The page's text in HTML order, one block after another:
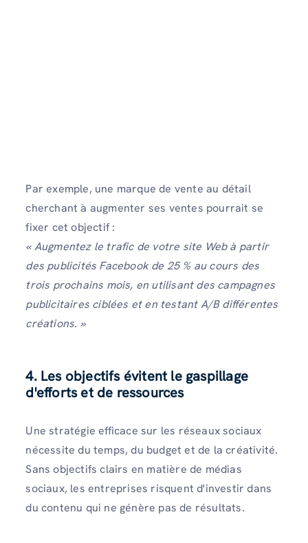
Par exemple, une marque de vente au détail
cherchant à augmenter ses ventes pourrait se
fixer cet objectif :
« Augmentez le trafic de votre site Web à partir
des publicités Facebook de 25 % au cours des
trois prochains mois, en utilisant des campagnes
publicitaires ciblées et en testant A/B différentes
créations. »
4. Les objectifs évitent le gaspillage
d'efforts et de ressources
Une stratégie efficace sur les réseaux sociaux
nécessite du temps, du budget et de la créativité.
Sans objectifs clairs en matière de médias
sociaux, les entreprises risquent d'investir dans
du contenu qui ne génère pas de résultats.